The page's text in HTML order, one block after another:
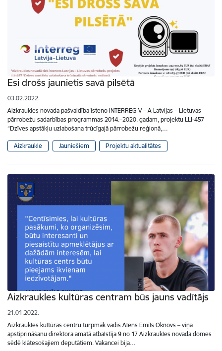
Esi drošs jaunietis savā pilsētā
03.02.2022.
Aizkraukles novada pašvaldība īsteno INTERREG V – A Latvijas – Lietuvas
pārrobežu sadarbības programmas 2014.–2020. gadam, projektu LLI-457
“Dzīves apstākļu uzlabošana trūcīgajā pārrobežu reģionā,…
Aizkraukle Jauniešiem Projektu aktualitātes
Aizkraukles kultūras centram būs jauns vadītājs
21.01.2022.
Aizkraukles kultūras centru turpmāk vadīs Alens Emīls Oknovs – viņa
apstiprināšanu direktora amatā atbalstīja 9 no 17 Aizkraukles novada domes
sēdē klātesošajiem deputātiem. Vakancei bija…